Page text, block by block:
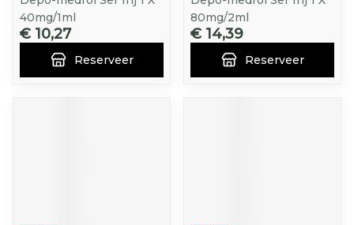
40mg/1ml
€ 10,27
Reserveer
80mg/2ml
€ 14,39
Reserveer